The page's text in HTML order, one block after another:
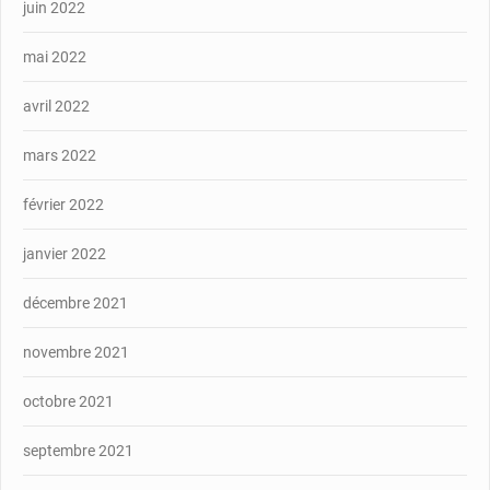
juin 2022
mai 2022
avril 2022
mars 2022
février 2022
janvier 2022
décembre 2021
novembre 2021
octobre 2021
septembre 2021